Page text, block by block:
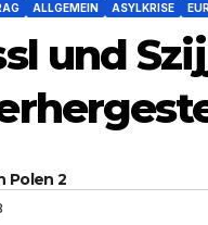
ALLGEMEIN ASYLKRISE
und
Polen 2